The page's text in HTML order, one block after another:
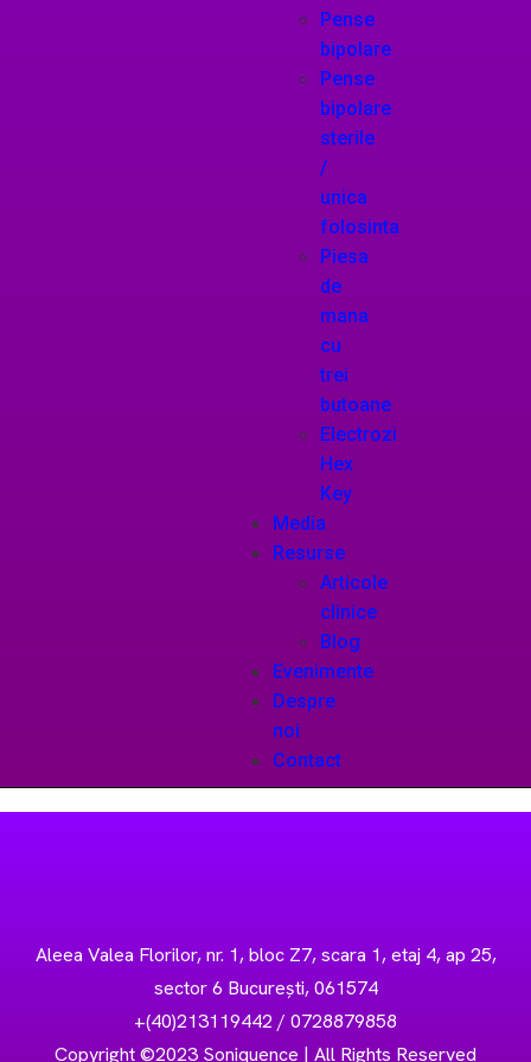
Pense
bipolare
Pense
bipolare
sterile
/
unica
folosinta
Piesa
de
mana
cu
trei
butoane
Electrozi
Hex
Key
Media
Resurse
Articole
clinice
Blog
Evenimente
Despre
noi
Contact
Aleea Valea Florilor, nr. 1, bloc Z7, scara 1, etaj 4, ap 25,
sector 6 București, 061574
+(40)213119442 / 0728879858
Copyright ©2023 Soniquence | All Rights Reserved